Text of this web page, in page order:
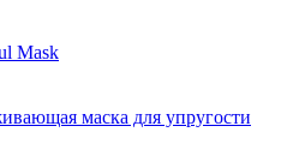
маска для упругости